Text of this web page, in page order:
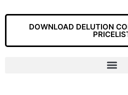
DOWNLOAD DELUTION